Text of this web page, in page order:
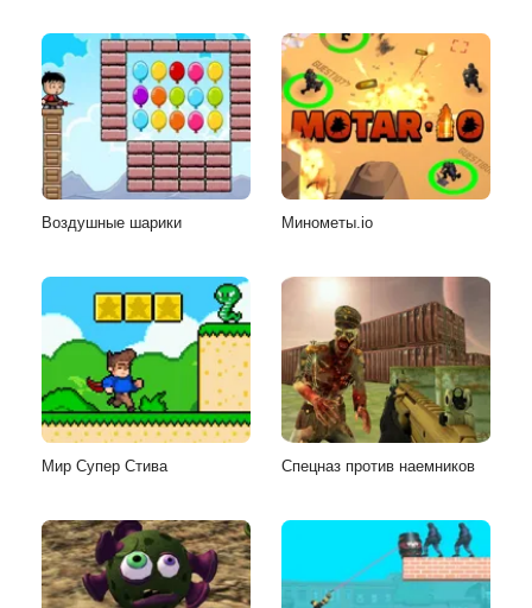
Воздушные шарики Минометы.io
Мир Супер Стива Спецназ против наемников